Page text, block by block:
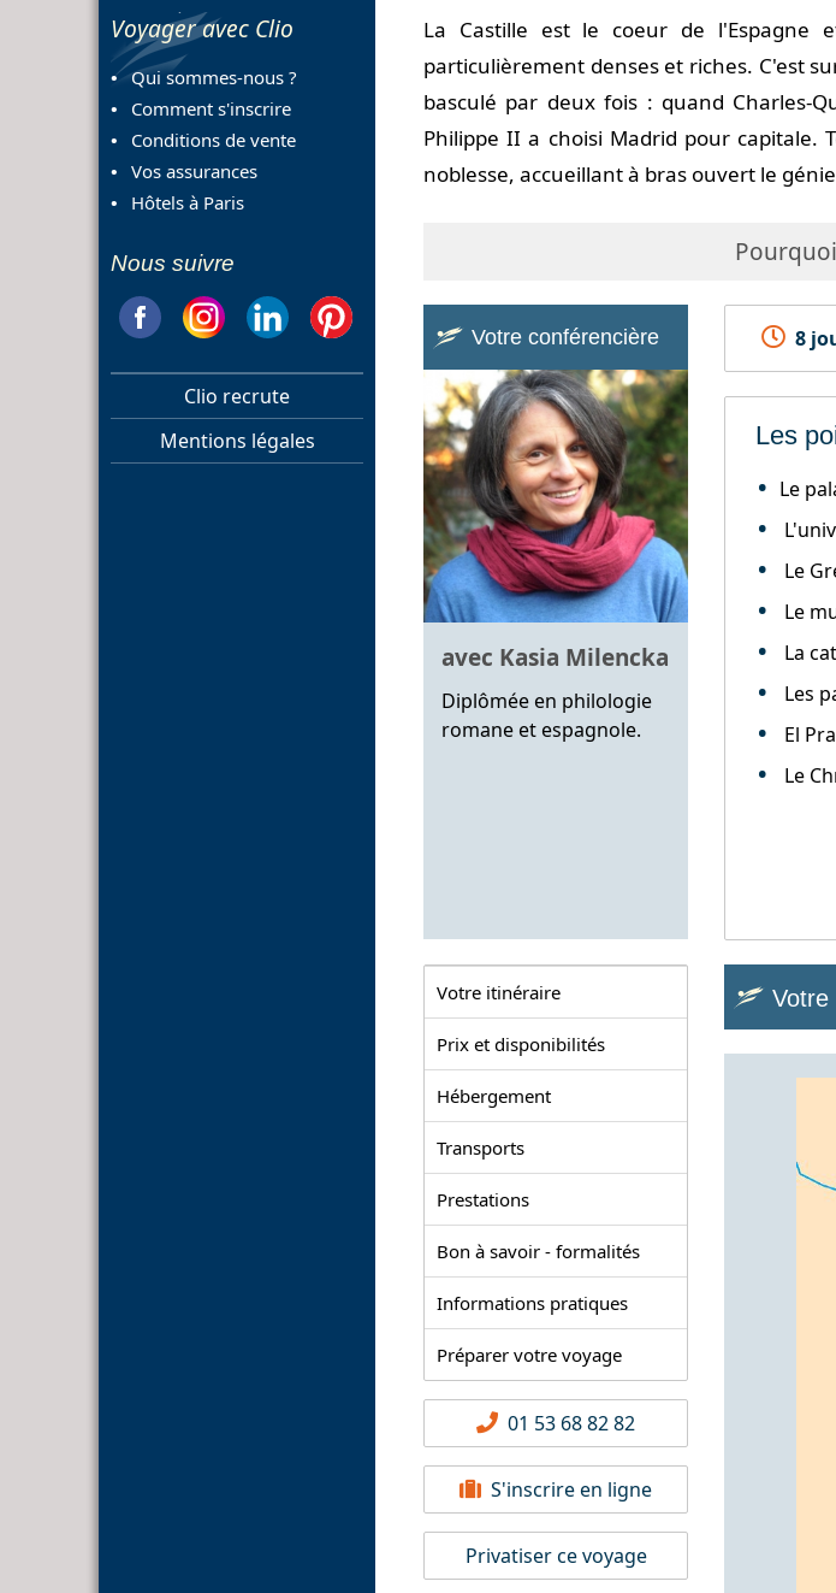
Voyager avec Clio
Qui sommes-nous ?
Comment s'inscrire
Conditions de vente
Vos assurances
Hôtels à Paris
Nous suivre
Clio recrute
Mentions légales
La Castille est le coeur de
particulièrement denses et riches. C'est
basculé par deux fois : quand
Philippe II a choisi Madrid pour capitale.
noblesse, accueillant à bras ouvert le
Votre conférencière
avec Kasia Milencka
Diplômée en philologie
romane et espagnole.
8
Les
Le
Le
Le
La
Les
El
Le
Votre itinéraire
Prix et disponibilités
Hébergement
Transports
Prestations
Bon à savoir - formalités
Informations pratiques
Préparer votre voyage
01 53 68 82 82
S'inscrire en ligne
Privatiser ce voyage
Votre